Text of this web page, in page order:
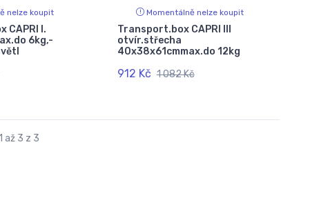
nelze koupit
CAPRI I.
6kg,-
Momentálně nelze koupit
Transport.box CAPRI III
otvír.střecha
40x38x61cmmax.do 12kg
912 Kč 1 082 Kč
až 3 z 3